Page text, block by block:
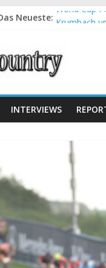
Neueste: World Cup
Halbzeit
Chelva:
INTERVIEWS